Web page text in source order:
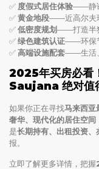
✅ 度假式居住体验——静
✅黄金地段——近高尔夫
✅低密度规划——打造半
✅绿色建筑认证——环保
✅高端设施配套——生活
2025年买房必看
Saujana 绝对值
如果你正在寻找马来西亚
奢华、现代化的居住空间
是长期持有、出租投资、
报。
立即了解更多详情，把握